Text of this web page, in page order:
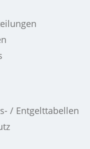
/ Entgelttabellen